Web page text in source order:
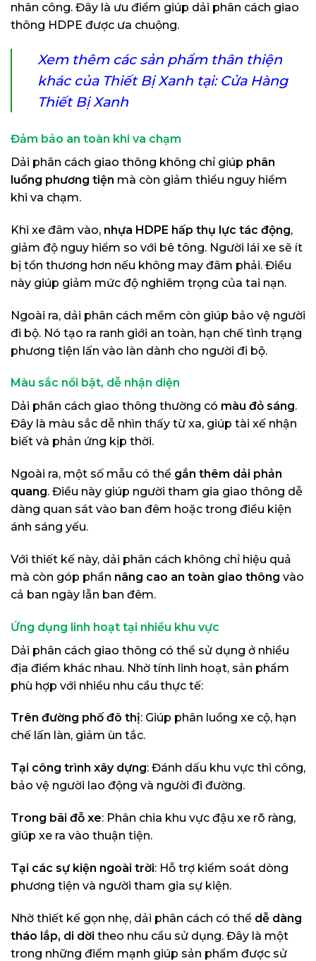
nhân công. Đây là ưu điểm giúp dải phân cách giao
thông HDPE được ưa chuộng.
Xem thêm các sản phẩm thân thiện
khác của Thiết Bị Xanh tại: Cửa Hàng
Thiết Bị Xanh
Đảm bảo an toàn khi va chạm
Dải phân cách giao thông không chỉ giúp phân
luồng phương tiện mà còn giảm thiểu nguy hiểm
khi va chạm.
Khi xe đâm vào, nhựa HDPE hấp thụ lực tác động,
giảm độ nguy hiểm so với bê tông. Người lái xe sẽ ít
bị tổn thương hơn nếu không may đâm phải. Điều
này giúp giảm mức độ nghiêm trọng của tai nạn.
Ngoài ra, dải phân cách mềm còn giúp bảo vệ người
đi bộ. Nó tạo ra ranh giới an toàn, hạn chế tình trạng
phương tiện lấn vào làn dành cho người đi bộ.
Màu sắc nổi bật, dễ nhận diện
Dải phân cách giao thông thường có màu đỏ sáng.
Đây là màu sắc dễ nhìn thấy từ xa, giúp tài xế nhận
biết và phản ứng kịp thời.
Ngoài ra, một số mẫu có thể gắn thêm dải phản
quang. Điều này giúp người tham gia giao thông dễ
dàng quan sát vào ban đêm hoặc trong điều kiện
ánh sáng yếu.
Với thiết kế này, dải phân cách không chỉ hiệu quả
mà còn góp phần nâng cao an toàn giao thông vào
cả ban ngày lẫn ban đêm.
Ứng dụng linh hoạt tại nhiều khu vực
Dải phân cách giao thông có thể sử dụng ở nhiều
địa điểm khác nhau. Nhờ tính linh hoạt, sản phẩm
phù hợp với nhiều nhu cầu thực tế:
Trên đường phố đô thị: Giúp phân luồng xe cộ, hạn
chế lấn làn, giảm ùn tắc.
Tại công trình xây dựng: Đánh dấu khu vực thi công,
bảo vệ người lao động và người đi đường.
Trong bãi đỗ xe: Phân chia khu vực đậu xe rõ ràng,
giúp xe ra vào thuận tiện.
Tại các sự kiện ngoài trời: Hỗ trợ kiểm soát dòng
phương tiện và người tham gia sự kiện.
Nhờ thiết kế gọn nhẹ, dải phân cách có thể dễ dàng
tháo lắp, di dời theo nhu cầu sử dụng. Đây là một
trong những điểm mạnh giúp sản phẩm được sử